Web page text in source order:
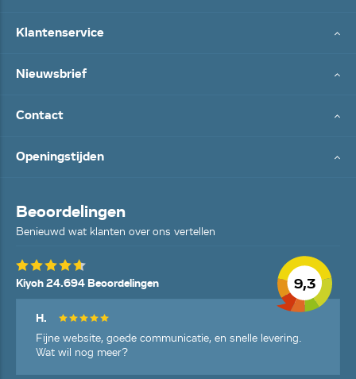
Klantenservice
Nieuwsbrief
Contact
Openingstijden
Beoordelingen
Benieuwd wat klanten over ons vertellen
9,3
Kiyoh 24.694 Beoordelingen
H.
Fijne website, goede communicatie, en snelle levering.
Wat wil nog meer?